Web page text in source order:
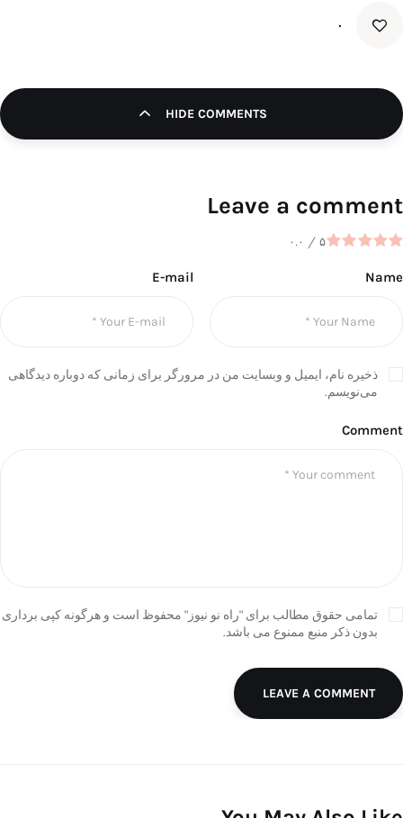
۰
HIDE COMMENTS
Leave a comment
۰.۰ / ۵
Name
E-mail
ذخیره نام، ایمیل و وبسایت من در مرورگر برای زمانی که دوباره دیدگاهی
می‌نویسم.
Comment
تمامی حقوق مطالب برای "راه نو نیوز" محفوظ است و هرگونه کپی برداری
بدون ذکر منبع ممنوع می باشد.
LEAVE A COMMENT